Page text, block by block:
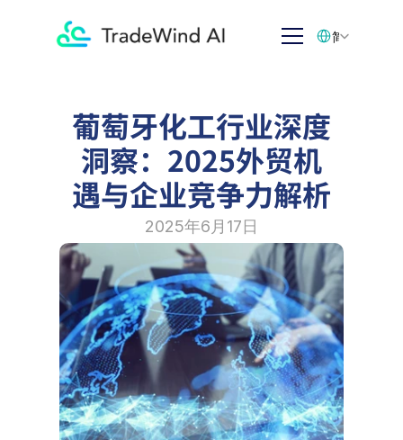
葡萄牙化工行业深度
洞察：2025外贸机
遇与企业竞争力解析
2025年6月17日
简体中文